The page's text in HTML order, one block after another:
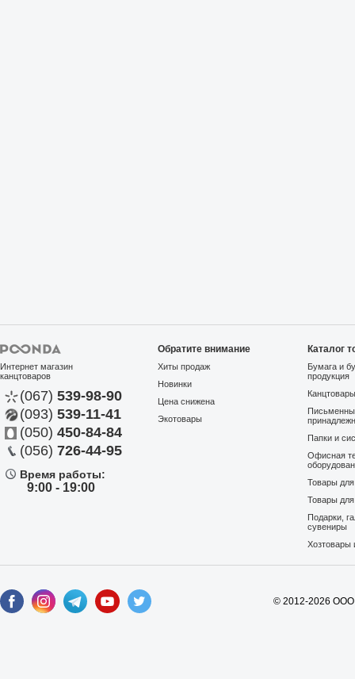
Интернет магазин
канцтоваров
(067) 539-98-90
(093) 539-11-41
(050) 450-84-84
(056) 726-44-95
Время работы:
9:00 - 19:00
Обратите внимание
Хиты продаж
Новинки
Цена снижена
Экотовары
Каталог
Бумага и
продукция
Папки и
Офисная
Товары
Товары
Подарки,
сувениры
Хозтовары
© 2012-2026